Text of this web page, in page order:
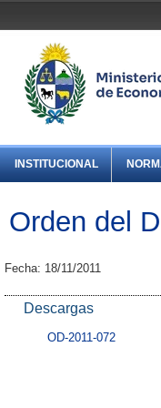
INSTITUCIONAL
Orden del
Fecha: 18/11/2011
Descargas
OD-2011-072